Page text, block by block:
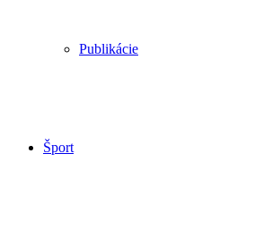
Publikácie
Šport